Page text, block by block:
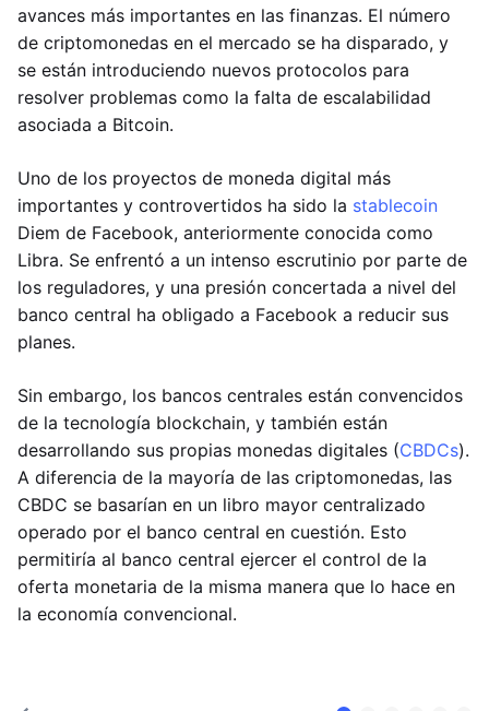
avances más importantes en las finanzas. El número
de criptomonedas en el mercado se ha disparado, y
se están introduciendo nuevos protocolos para
resolver problemas como la falta de escalabilidad
asociada a Bitcoin.
Uno de los proyectos de moneda digital más
importantes y controvertidos ha sido la stablecoin
Diem de Facebook, anteriormente conocida como
Libra. Se enfrentó a un intenso escrutinio por parte de
los reguladores, y una presión concertada a nivel del
banco central ha obligado a Facebook a reducir sus
planes.
Sin embargo, los bancos centrales están convencidos
de la tecnología blockchain, y también están
desarrollando sus propias monedas digitales (CBDCs).
A diferencia de la mayoría de las criptomonedas, las
CBDC se basarían en un libro mayor centralizado
operado por el banco central en cuestión. Esto
permitiría al banco central ejercer el control de la
oferta monetaria de la misma manera que lo hace en
la economía convencional.